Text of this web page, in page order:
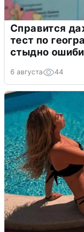
Справится
тест по
стыдно
6 августа 44